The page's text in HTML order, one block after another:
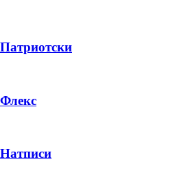
Патриотски
Флекс
Натписи